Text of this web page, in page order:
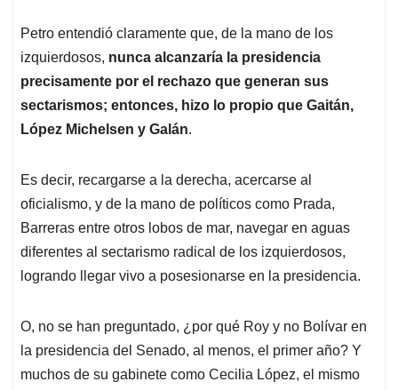
Petro entendió claramente que, de la mano de los
izquierdosos, nunca alcanzaría la presidencia
precisamente por el rechazo que generan sus
sectarismos; entonces, hizo lo propio que Gaitán,
López Michelsen y Galán.
Es decir, recargarse a la derecha, acercarse al
oficialismo, y de la mano de políticos como Prada,
Barreras entre otros lobos de mar, navegar en aguas
diferentes al sectarismo radical de los izquierdosos,
logrando llegar vivo a posesionarse en la presidencia.
O, no se han preguntado, ¿por qué Roy y no Bolívar en
la presidencia del Senado, al menos, el primer año? Y
muchos de su gabinete como Cecilia López, el mismo